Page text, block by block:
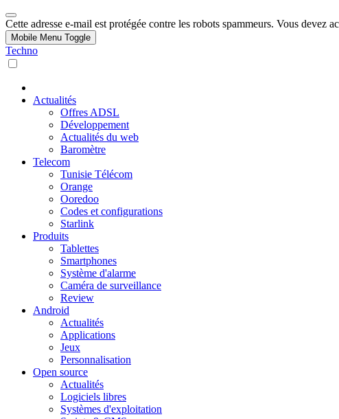
Cette adresse e-mail est protégée contre les robots spammeurs. Vous devez
Mobile Menu Toggle
Techno
Actualités
Offres ADSL
Développement
Actualités du web
Baromètre
Telecom
Tunisie Télécom
Orange
Ooredoo
Codes et configurations
Starlink
Produits
Tablettes
Smartphones
Système d'alarme
Caméra de surveillance
Review
Android
Actualités
Applications
Jeux
Personnalisation
Open source
Actualités
Logiciels libres
Systèmes d'exploitation